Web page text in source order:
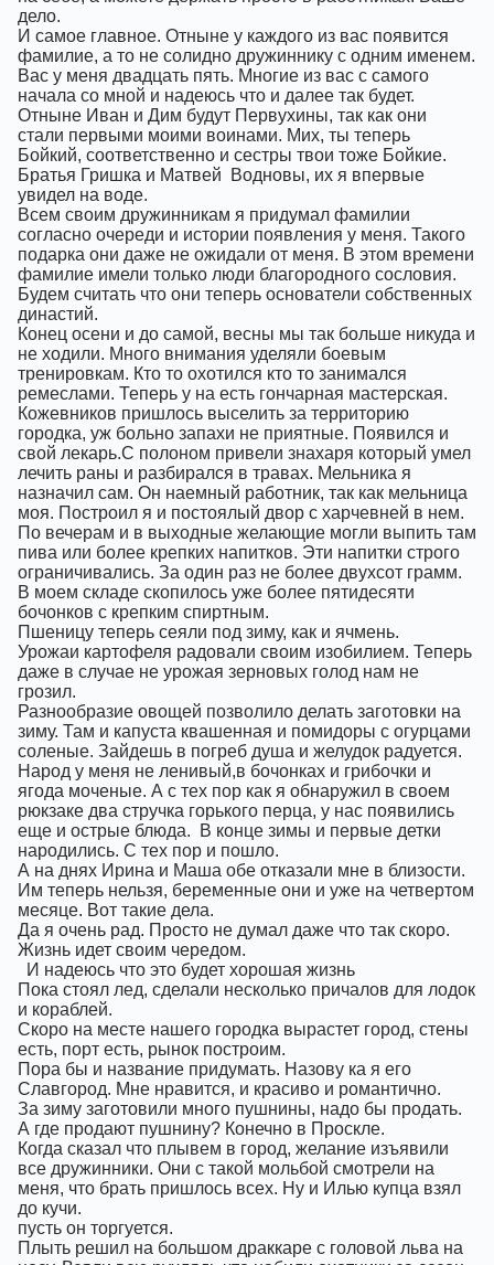
дело.
И самое главное. Отныне у каждого из вас появится
фамилие, а то не солидно дружиннику с одним именем.
Вас у меня двадцать пять. Многие из вас с самого
начала со мной и надеюсь что и далее так будет.
Отныне Иван и Дим будут Первухины, так как они
стали первыми моими воинами. Мих, ты теперь
Бойкий, соответственно и сестры твои тоже Бойкие.
Братья Гришка и Матвей
Водновы, их я впервые
увидел на воде.
Всем своим дружинникам я придумал фамилии
согласно очереди и истории появления у меня. Такого
подарка они даже не ожидали от меня. В этом времени
фамилие имели только люди благородного сословия.
Будем считать что они теперь основатели собственных
династий.
Конец осени и до самой, весны мы так больше никуда и
не ходили. Много внимания уделяли боевым
тренировкам. Кто то охотился кто то занимался
ремеслами. Теперь у на есть гончарная мастерская.
Кожевников пришлось выселить за территорию
городка, уж больно запахи не приятные. Появился и
свой лекарь.С полоном привели знахаря который умел
лечить раны и разбирался в травах. Мельника я
назначил сам. Он наемный работник, так как мельница
моя. Построил я и постоялый двор с харчевней в нем.
По вечерам и в выходные желающие могли выпить там
пива или более крепких напитков. Эти напитки строго
ограничивались. За один раз не более двухсот грамм.
В моем складе скопилось уже более пятидесяти
бочонков с крепким спиртным.
Пшеницу теперь сеяли под зиму, как и ячмень.
Урожаи картофеля радовали своим изобилием. Теперь
даже в случае не урожая зерновых голод нам не
грозил.
Разнообразие овощей позволило делать заготовки на
зиму. Там и капуста квашенная и помидоры с огурцами
соленые. Зайдешь в погреб душа и желудок радуется.
Народ у меня не ленивый,в бочонках и грибочки и
ягода моченые. А с тех пор как я обнаружил в своем
рюкзаке два стручка горького перца, у нас появились
еще и острые блюда.
В конце зимы и первые детки
народились. С тех пор и пошло.
А на днях Ирина и Маша обе отказали мне в близости.
Им теперь нельзя, беременные они и уже на четвертом
месяце. Вот такие дела.
Да я очень рад. Просто не думал даже что так скоро.
Жизнь идет своим чередом.
И надеюсь что это будет хорошая жизнь
Пока стоял лед, сделали несколько причалов для лодок
и кораблей.
Скоро на месте нашего городка вырастет город, стены
есть, порт есть, рынок построим.
Пора бы и название придумать. Назову ка я его
Славгород. Мне нравится, и красиво и романтично.
За зиму заготовили много пушнины, надо бы продать.
А где продают пушнину? Конечно в Проскле.
Когда сказал что плывем в город, желание изъявили
все дружинники. Они с такой мольбой смотрели на
меня, что брать пришлось всех. Ну и Илью купца взял
до кучи.
пусть он торгуется.
Плыть решил на большом драккаре с головой льва на